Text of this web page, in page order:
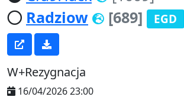
Radziow
[689] EGD
W+Rezygnacja
16/04/2026 23:00